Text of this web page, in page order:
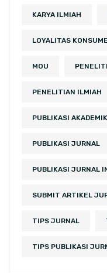
KARYA ILMIAH
LOYALITAS
MOU
PENELITIAN ILMIAH
PUBLIKASI AKADEMIK
PUBLIKASI JURNAL
PUBLIKASI JURNAL
SUBMIT ARTIKEL
TIPS JURNAL
TIPS PUBLIKASI